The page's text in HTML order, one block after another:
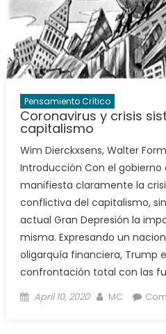
Pensamiento Crítico
Coronavirus y crisis
capitalismo
Wim Dierckxsens, Walter
Introducción Con el gobierno
manifiesta claramente la
conflictiva del capitalismo,
actual Gran Depresión la
misma. Expresando un
oligarquía financiera, Trump
confrontación total con las
Posted
April 10, 2020 Author
MC